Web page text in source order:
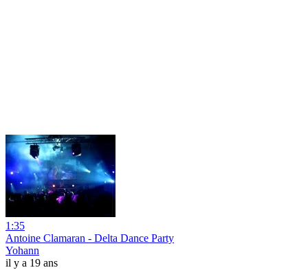
1:35
Antoine Clamaran - Delta Dance Party
Yohann
il y a 19 ans